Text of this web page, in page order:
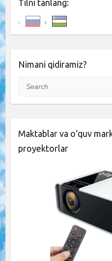
Tilni tanlang:
Nimani qidiramiz?
Search
Maktablar va o‘quv
proyektorlar